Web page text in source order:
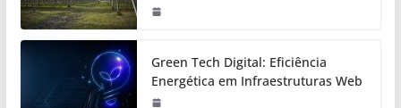
Green Tech Digital: Eficiência
Energética em Infraestruturas Web